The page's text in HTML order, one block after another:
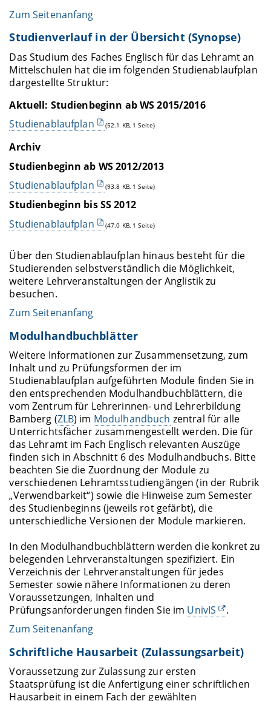
Zum Seitenanfang
Studienverlauf in der Übersicht (Synopse)
Das Studium des Faches Englisch für das Lehramt an
Mittelschulen hat die im folgenden Studienablaufplan
dargestellte Struktur:
Aktuell: Studienbeginn ab WS 2015/2016
Studienablaufplan
(52.1 KB, 1 Seite)
Archiv
Studienbeginn ab WS 2012/2013
Studienablaufplan
(93.8 KB, 1 Seite)
Studienbeginn bis SS 2012
Studienablaufplan
(47.0 KB, 1 Seite)
Über den Studienablaufplan hinaus besteht für die
Studierenden selbstverständlich die Möglichkeit,
weitere Lehrveranstaltungen der Anglistik zu
besuchen.
Zum Seitenanfang
Modulhandbuchblätter
Weitere Informationen zur Zusammensetzung, zum
Inhalt und zu Prüfungsformen der im
Studienablaufplan aufgeführten Module finden Sie in
den entsprechenden Modulhandbuchblättern, die
vom Zentrum für Lehrerinnen- und Lehrerbildung
Bamberg (ZLB) im Modulhandbuch zentral für alle
Unterrichtsfächer zusammengestellt werden. Die für
das Lehramt im Fach Englisch relevanten Auszüge
finden sich in Abschnitt 6 des Modulhandbuchs. Bitte
beachten Sie die Zuordnung der Module zu
verschiedenen Lehramtsstudiengängen (in der Rubrik
„Verwendbarkeit“) sowie die Hinweise zum Semester
des Studienbeginns (jeweils rot gefärbt), die
unterschiedliche Versionen der Module markieren.
In den Modulhandbuchblättern werden die konkret zu
belegenden Lehrveranstaltungen spezifiziert. Ein
Verzeichnis der Lehrveranstaltungen für jedes
Semester sowie nähere Informationen zu deren
Voraussetzungen, Inhalten und
Prüfungsanforderungen finden Sie im UnivIS
.
Zum Seitenanfang
Schriftliche Hausarbeit (Zulassungsarbeit)
Voraussetzung zur Zulassung zur ersten
Staatsprüfung ist die Anfertigung einer schriftlichen
Hausarbeit in einem Fach der gewählten